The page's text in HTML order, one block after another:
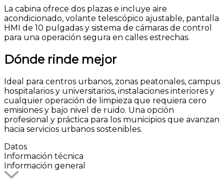
La cabina ofrece dos plazas e incluye aire
acondicionado, volante telescópico ajustable, pantalla
HMI de 10 pulgadas y sistema de cámaras de control
para una operación segura en calles estrechas.
Dónde rinde mejor
Ideal para centros urbanos, zonas peatonales, campus
hospitalarios y universitarios, instalaciones interiores y
cualquier operación de limpieza que requiera cero
emisiones y bajo nivel de ruido. Una opción
profesional y práctica para los municipios que avanzan
hacia servicios urbanos sostenibles.
Datos
Información técnica
Información general